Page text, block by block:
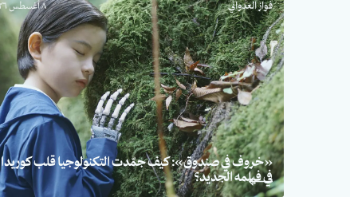
فواز العدواني ٨ أغسطس ٢٠٢٦
«خروف في صندوق»: كيف جمّدت التكنولوجيا قلب كوريدا
في فيلمه الجديد؟